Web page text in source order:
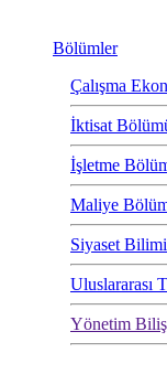
Bölümler
Çalışma
İktisat
İşletme
Maliye
Siyaset
Uluslararası
Yönetim